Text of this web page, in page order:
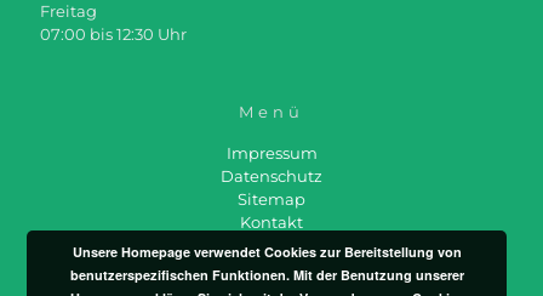
Freitag
07:00 bis 12:30 Uhr
Menü
Impressum
Datenschutz
Sitemap
Kontakt
Unsere Homepage verwendet Cookies zur Bereitstellung von
benutzerspezifischen Funktionen. Mit der Benutzung unserer